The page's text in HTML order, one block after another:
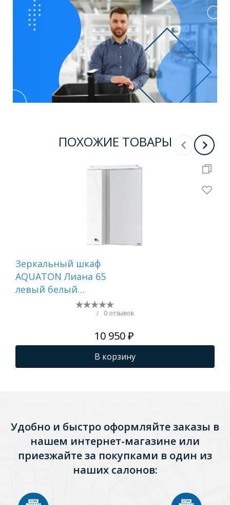
ПОХОЖИЕ ТОВАРЫ
Зеркальный шкаф
AQUATON Лиана 65
левый белый
1A166202LL01L
/ 0 отзывов
10 950 ₽
В корзину
Удобно и быстро оформляйте заказы в
нашем интернет-магазине или
приезжайте за покупками в один из
наших салонов: